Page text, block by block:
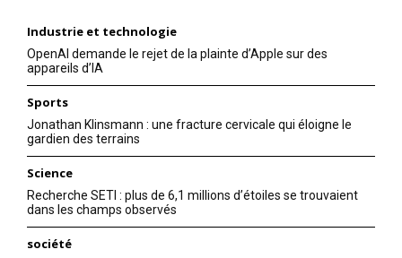
Industrie et technologie
OpenAI demande le rejet de la plainte d’Apple sur des
appareils d’IA
Sports
Jonathan Klinsmann : une fracture cervicale qui éloigne le
gardien des terrains
Science
Recherche SETI : plus de 6,1 millions d’étoiles se trouvaient
dans les champs observés
société